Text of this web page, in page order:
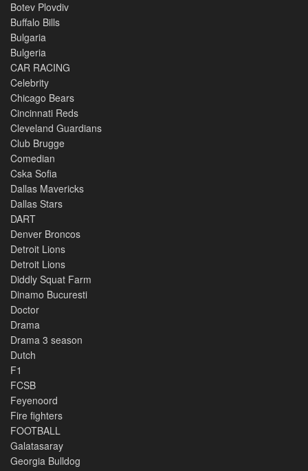
Botev Plovdiv
Buffalo Bills
Bulgaria
Bulgeria
CAR RACING
Celebrity
Chicago Bears
Cincinnati Reds
Cleveland Guardians
Club Brugge
Comedian
Cska Sofia
Dallas Mavericks
Dallas Stars
DART
Denver Broncos
Detroit Lions
Detroit Lions
Diddly Squat Farm
Dinamo Bucuresti
Doctor
Drama
Drama 3 season
Dutch
F1
FCSB
Feyenoord
Fire fighters
FOOTBALL
Galatasaray
Georgia Bulldog